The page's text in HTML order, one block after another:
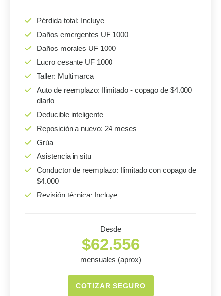
Pérdida total: Incluye
Daños emergentes UF 1000
Daños morales UF 1000
Lucro cesante UF 1000
Taller: Multimarca
Auto de reemplazo: Ilimitado - copago de $4.000
diario
Deducible inteligente
Reposición a nuevo: 24 meses
Grúa
Asistencia in situ
Conductor de reemplazo: Ilimitado con copago de
$4.000
Revisión técnica: Incluye
Desde
$62.556
mensuales (aprox)
COTIZAR SEGURO